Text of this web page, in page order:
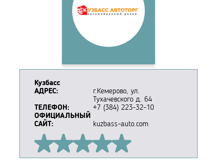
Кузбасс
АДРЕС:
г.Кемерово, ул.
Тухачевского д. 64
ТЕЛЕФОН:
+7 (384) 223-32-10
ОФИЦИАЛЬНЫЙ
САЙТ:
kuzbass-auto.com